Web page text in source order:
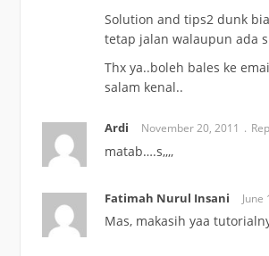
Solution and tips2 dunk
tetap jalan walaupun ada
Thx ya..boleh bales ke
salam kenal..
Ardi November 20, 2011
matab….s,,,,
Fatimah Nurul Insani June
Mas, makasih yaa